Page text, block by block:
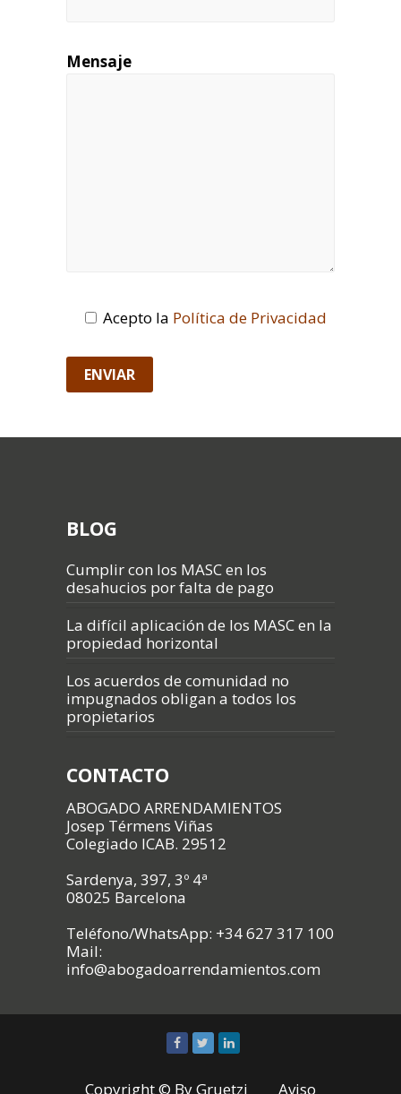
Mensaje
Acepto la Política de Privacidad
BLOG
Cumplir con los MASC en los
desahucios por falta de pago
La difícil aplicación de los MASC en la
propiedad horizontal
Los acuerdos de comunidad no
impugnados obligan a todos los
propietarios
CONTACTO
ABOGADO ARRENDAMIENTOS
Josep Térmens Viñas
Colegiado ICAB. 29512
Sardenya, 397, 3º 4ª
08025 Barcelona
Teléfono/WhatsApp: +34 627 317 100
Mail:
info@abogadoarrendamientos.com
Copyright © ByGruetzi Aviso